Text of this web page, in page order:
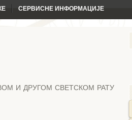
СЕРВИСНЕ ИНФОРМАЦИЈЕ
И ДРУГОМ СВЕТСКОМ РАТУ